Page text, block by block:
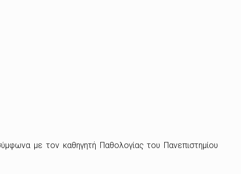
με τον καθηγητή Παθολογίας του Πανεπιστημίου